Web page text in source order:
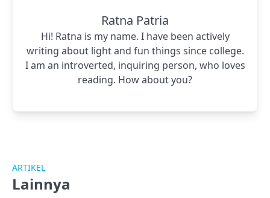
Ratna Patria
Hi! Ratna is my name. I have been actively
writing about light and fun things since college.
I am an introverted, inquiring person, who loves
reading. How about you?
ARTIKEL
Lainnya